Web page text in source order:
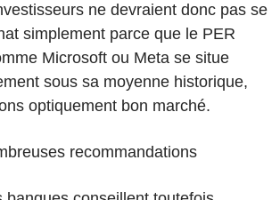
ne devraient donc pas se
simplement parce que le PER
Microsoft ou Meta se situe
sous sa moyenne historique,
optiquement bon marché.
recommandations